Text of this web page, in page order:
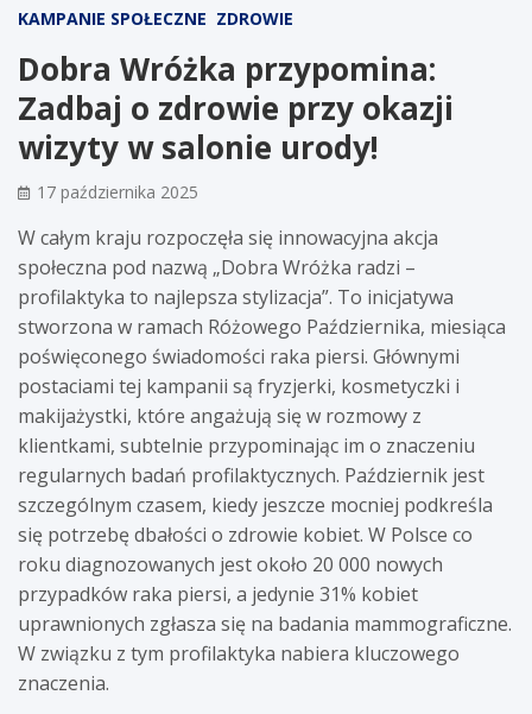
KAMPANIE SPOŁECZNE ZDROWIE
Dobra Wróżka przypomina:
Zadbaj o zdrowie przy okazji
wizyty w salonie urody!
17 października 2025
W całym kraju rozpoczęła się innowacyjna akcja
społeczna pod nazwą „Dobra Wróżka radzi –
profilaktyka to najlepsza stylizacja”. To inicjatywa
stworzona w ramach Różowego Października, miesiąca
poświęconego świadomości raka piersi. Głównymi
postaciami tej kampanii są fryzjerki, kosmetyczki i
makijażystki, które angażują się w rozmowy z
klientkami, subtelnie przypominając im o znaczeniu
regularnych badań profilaktycznych. Październik jest
szczególnym czasem, kiedy jeszcze mocniej podkreśla
się potrzebę dbałości o zdrowie kobiet. W Polsce co
roku diagnozowanych jest około 20 000 nowych
przypadków raka piersi, a jedynie 31% kobiet
uprawnionych zgłasza się na badania mammograficzne.
W związku z tym profilaktyka nabiera kluczowego
znaczenia.